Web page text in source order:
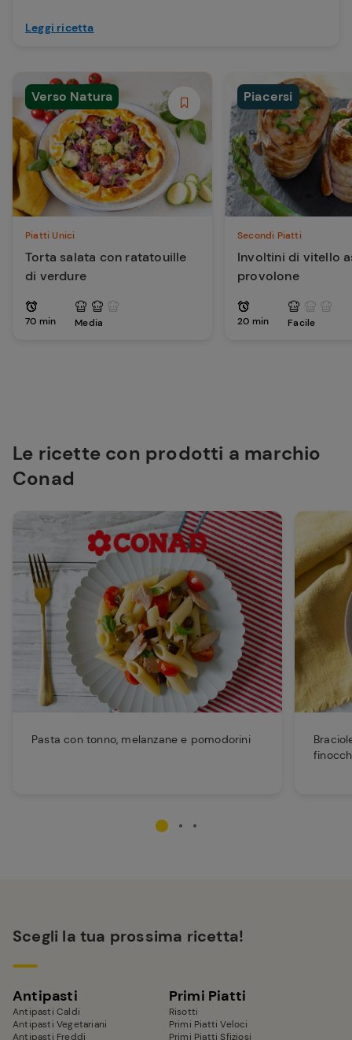
Leggi ricetta
Verso Natura
Piatti Unici
Torta salata con ratatouille
di verdure
70 min Media
Piacersi
Secondi Piatti
Involtini di vitello
provolone
20 min Facile
Le ricette con prodotti a marchio
Conad
Pasta con tonno, melanzane e pomodorini
Scegli la tua prossima ricetta!
Antipasti
Antipasti Caldi
Antipasti Vegetariani
Antipasti Freddi
Primi Piatti
Risotti
Primi Piatti Veloci
Primi Piatti Sfiziosi